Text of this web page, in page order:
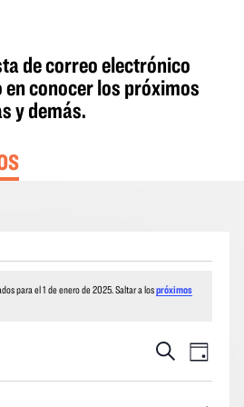
de correo electrónico
conocer los próximos
y demás.
para el 1 de enero de 2025. Saltar a lospróximos
Eventos
Búsqueda
y
Buscar
por
las
Día